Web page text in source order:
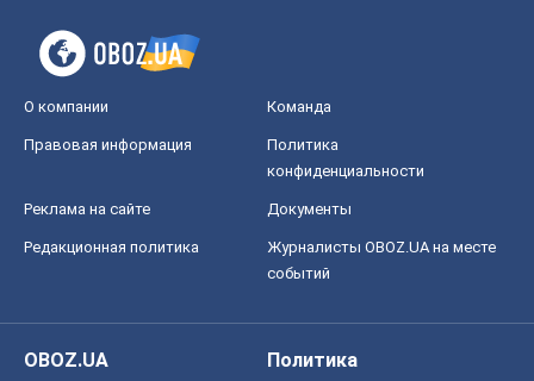
О компании Команда
Правовая информация
Политика
конфиденциальности
Реклама на сайте Документы
Редакционная политика
Журналисты OBOZ.UA на месте
событий
OBOZ.UA
Политика